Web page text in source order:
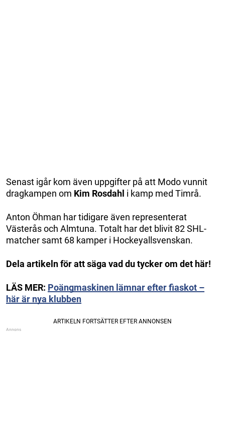
Senast igår kom även uppgifter på att Modo vunnit
dragkampen om Kim Rosdahl i kamp med Timrå.
Anton Öhman har tidigare även representerat
Västerås och Almtuna. Totalt har det blivit 82 SHL-
matcher samt 68 kamper i Hockeyallsvenskan.
Dela artikeln för att säga vad du tycker om det här!
LÄS MER: Poängmaskinen lämnar efter fiaskot –
här är nya klubben